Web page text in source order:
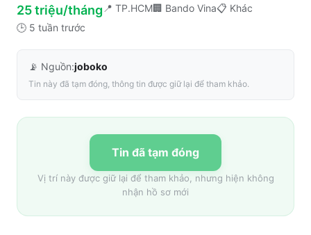
25 triệu/tháng 📍 TP.HCM🏢 Bando Vina📋 Khác
🕒 5 tuần trước
📡 Nguồn:joboko
Tin này đã tạm đóng, thông tin được giữ lại để tham khảo.
Tin đã tạm đóng
Vị trí này được giữ lại để tham khảo, nhưng hiện không
nhận hồ sơ mới